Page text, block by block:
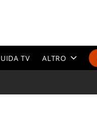
TV ALTRO